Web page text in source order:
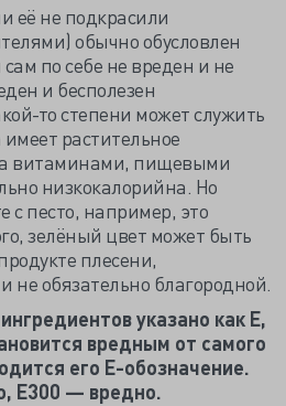
её не подкрасили
обычно обусловлен
по себе не вреден и не
и бесполезен
то степени может служить
растительное
витаминами, пищевыми
низкокалорийна. Но
с песто, например, это
зелёный цвет может быть
плесени,
не обязательно благородной.
указано как E,
вредным от самого
его E-обозначение.
E300 — вредно.